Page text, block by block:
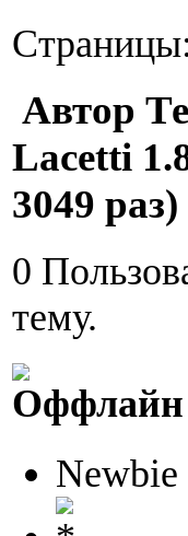
Автор
Lacetti
3049 раз)
0
тему.
Newbie